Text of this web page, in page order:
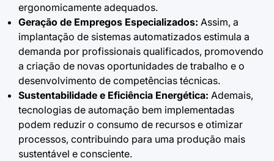
ergonomicamente adequados.
Geração de Empregos Especializados: Assim, a
implantação de sistemas automatizados estimula a
demanda por profissionais qualificados, promovendo
a criação de novas oportunidades de trabalho e o
desenvolvimento de competências técnicas.
Sustentabilidade e Eficiência Energética: Ademais,
tecnologias de automação bem implementadas
podem reduzir o consumo de recursos e otimizar
processos, contribuindo para uma produção mais
sustentável e consciente.